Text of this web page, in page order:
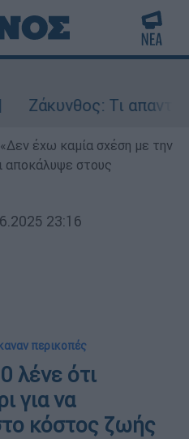
Ζάκυνθος: Τι απαντά
έχω καμία σχέση με την
αποκάλυψε στους
23:16
περικοπές
λένε ότι
για να
κόστος ζωής